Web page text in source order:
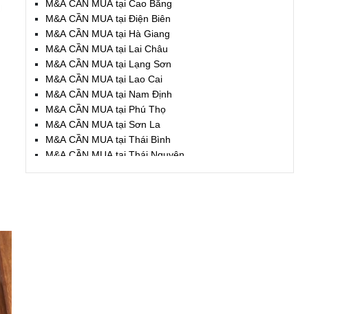
M&A CẦN MUA tại Cao Bằng
M&A CẦN MUA tại Điện Biên
M&A CẦN MUA tại Hà Giang
M&A CẦN MUA tại Lai Châu
M&A CẦN MUA tại Lạng Sơn
M&A CẦN MUA tại Lao Cai
M&A CẦN MUA tại Nam Định
M&A CẦN MUA tại Phú Thọ
M&A CẦN MUA tại Sơn La
M&A CẦN MUA tại Thái Bình
M&A CẦN MUA tại Thái Nguyên